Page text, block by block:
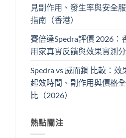
見副作用、發生率與安全
指南（香港）
賽倍達Spedra評價 2026：
用家真實反饋與效果實測
Spedra vs 威而鋼 比較：效
起效時間、副作用與價格
比（2026）
熱點關注